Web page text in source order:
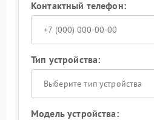
Контактный телефон:
Тип устройства:
Выберите тип устройства
Модель устройства: